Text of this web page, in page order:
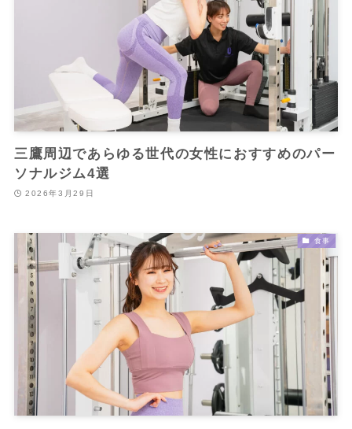
三鷹周辺であらゆる世代の女性におすすめのパー
ソナルジム4選
2026年3月29日
食事